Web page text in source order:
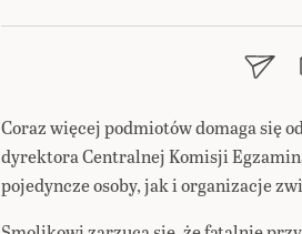
Coraz więcej podmiotów domaga się
dyrektora Centralnej Komisji
pojedyncze osoby, jak i organizacje